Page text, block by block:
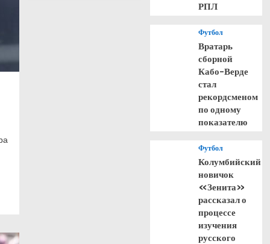
РПЛ
Футбол
Вратарь
сборной
Кабо-Верде
стал
рекордсменом
по одному
показателю
Футбол
Колумбийский
новичок
«Зенита»
рассказал о
процессе
изучения
русского